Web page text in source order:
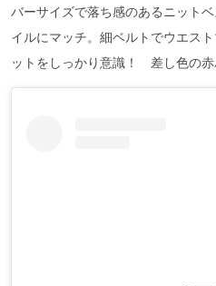
バーサイズで落ち感のあるニット
イルにマッチ。細ベルトでウエス
ットをしっかり意識！ 差し色の赤